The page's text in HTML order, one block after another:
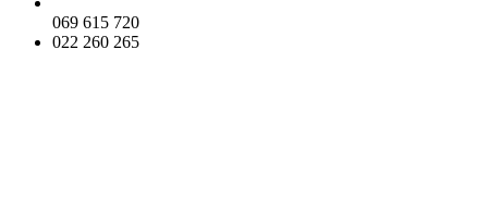
069 615 720
022 260 265